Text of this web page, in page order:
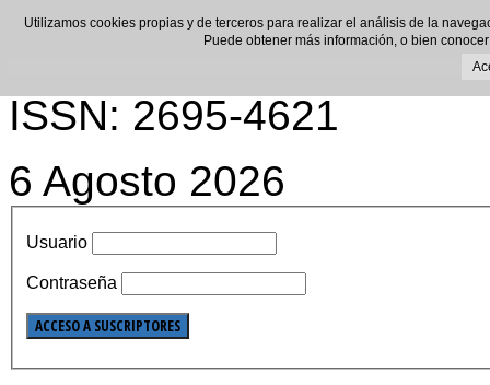
ISSN: 2695-4621
6 Agosto 2026
Usuario
Contraseña
Utilizamos cookies propias y de terceros para realizar el análisis de la
Puede obtener más información, o bien